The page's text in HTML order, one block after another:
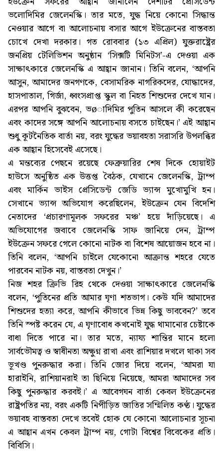
ভলোদিমির জেলেনস্কি। তার মতে, যুদ্ধ নিয়ে কোনো সিদ্ধান্ত
নেওয়ার আগে বা আলোচনায় বসার আগে ইউক্রেনের বাস্তবতা
চোখে দেখা দরকার। গত রোববার (১৩ এপ্রিল) যুক্তরাষ্ট্রের
জনপ্রিয় টেলিভিশন অনুষ্ঠান ‘সিক্সটি মিনিটস’-এ দেওয়া এক
সাক্ষাৎকারে জেলেনস্কি এ আহ্বান জানান। তিনি বলেন, ‘আপনি
আসুন, আমাদের জনগণকে, বেসামরিক নাগরিকদের, যোদ্ধাদের,
হাসপাতাল, গির্জা, ধ্বংসপ্রাপ্ত স্কুল বা নিহত শিশুদের দেখে যান।
এরপর আপনি বুঝবেন, ভøাদিমির পুতিন আসলে কী করেছেন
এবং কাদের সঙ্গে আপনি আলোচনায় বসতে চাইছেন।’ এই আহ্বান
শুধু কূটনৈতিক বার্তা নয়, বরং যুদ্ধের ভয়াবহতা সরাসরি উপলব্ধির
এক আহ্বান হিসেবেই এসেছে।
এ মন্তব্যের পেছনে রয়েছে ফেব্রুয়ারির শেষ দিকে হোয়াইট
হাউসে অনুষ্ঠিত এক উত্তপ্ত বৈঠক, যেখানে জেলেনস্কি, ট্রাম্প
এবং মার্কিন ভাইস প্রেসিডেন্ট জেডি ভ্যান্স মুখোমুখি হন।
সেখানে ভ্যান্স অভিযোগ করেছিলেন, ইউক্রেন যেন বিদেশি
নেতাদের ‘প্রচারণামূলক সফরের মঞ্চ’ হয়ে দাঁড়িয়েছে। এ
অভিযোগের জবাবে জেলেনস্কি সাফ জানিয়ে দেন, ট্রাম্প
ইউক্রেন সফরে গেলে কোনো নাটক বা বিশেষ আয়োজন হবে না।
তিনি বলেন, ‘আপনি চাইলে যেকোনো আক্রান্ত শহরে যেতে
পারবেন নাটক নয়, বাস্তবতা দেখুন।’
নিজ শহর ক্রিভি রিহ থেকে দেওয়া সাক্ষাৎকারে জেলেনস্কি
বলেন, ‘পুতিনের প্রতি আমার ঘৃণা শতভাগ। কেউ যদি আমাদের
শিশুদের হত্যা করে, আপনি কীভাবে ভিন্ন কিছু ভাববেন?’ তবে
তিনি স্পষ্ট করেন যে, এ ঘৃণাবোধ কখনোই যুদ্ধ থামানোর চেষ্টাকে
বাধা দিতে পারে না। তার মতে, ন্যায্য শান্তির মানে হলো
সার্বভৌমত্ব ও স্বাধীনতা অক্ষুণ্ন রাখা এবং রাশিয়ার দখলে থাকা সব
ভূখণ্ড পুনরুদ্ধার করা। তিনি জোর দিয়ে বলেন, ‘আমরা যা
হারাইনি, রাশিয়ানরাই তা ছিনিয়ে নিয়েছে, আমরা আমাদের সব
কিছু পুনরুদ্ধার করবই।’ এ আবেগঘন বার্তা কেবল ইউক্রেনের
রাষ্ট্রপতির নয়, বরং একটি নিপীড়িত জাতির সম্মিলিত কণ্ঠ। যুদ্ধের
ভয়াবহ বাস্তবতা দেখে তবেই হোক যে কোনো আলোচনার সূচনা
এ আহ্বান এখন কেবল ট্রাম্প নয়, গোটা বিশ্বের বিবেকের প্রতি।
বিবিসি।